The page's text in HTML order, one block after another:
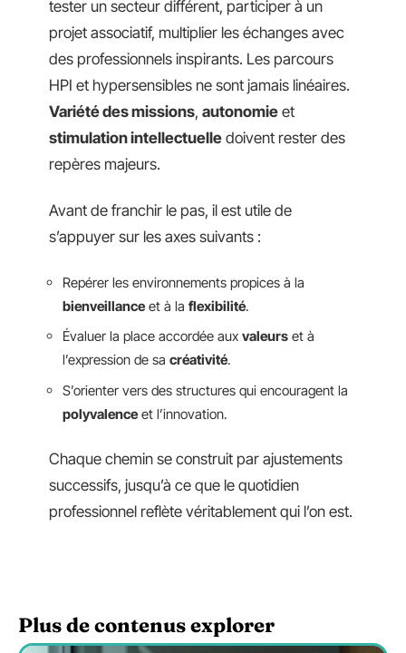
tester un secteur différent, participer à un
projet associatif, multiplier les échanges avec
des professionnels inspirants. Les parcours
HPI et hypersensibles ne sont jamais linéaires.
Variété des missions, autonomie et
stimulation intellectuelle doivent rester des
repères majeurs.
Avant de franchir le pas, il est utile de
s’appuyer sur les axes suivants :
Repérer les environnements propices à la
bienveillance et à la flexibilité.
Évaluer la place accordée aux valeurs et à
l’expression de sa créativité.
S’orienter vers des structures qui encouragent la
polyvalence et l’innovation.
Chaque chemin se construit par ajustements
successifs, jusqu’à ce que le quotidien
professionnel reflète véritablement qui l’on est.
Plus de contenus explorer